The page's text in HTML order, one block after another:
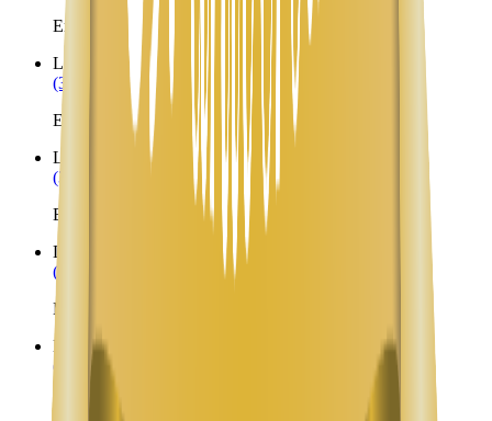
Envíos a Nicaragua desde Las Vegas
Lincoln
NM
(323) 953-8100
Envíos a Nicaragua desde Lincoln
Lindrith
(323) 953-8100
Envíos a Nicaragua desde Lindrith
Llano
(323) 953-8100
Envíos a Nicaragua desde Llano
LlavesNM
(323) 953-8100
Envíos a Nicaragua desde Llaves